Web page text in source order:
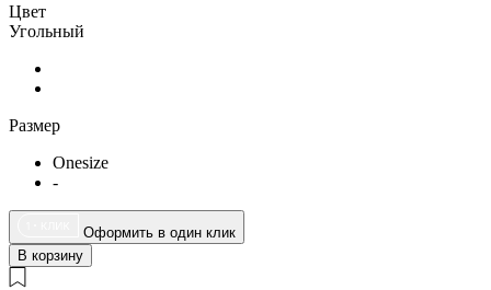
Цвет
Угольный
Размер
Onesize
-
Оформить в один клик
В корзину